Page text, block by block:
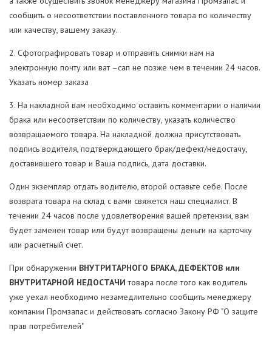
сообщить о несоответствии поставленного товара по количеству
или качеству, вашему заказу.
2. Сфотографировать товар и отправить снимки нам на
электронную почту или ват –сап не позже чем в течении 24 часов.
Указать номер заказа
3. На накладной вам необходимо оставить комментарии о наличии
брака или несоответствии по количеству, указать количество
возвращаемого товара. На накладной должна присутствовать
подпись водителя, подтверждающего брак/дефект/недостачу,
доставившего товар и Ваша подпись, дата доставки.
Один экземпляр отдать водителю, второй оставьте себе. После
возврата товара на склад с вами свяжется наш специалист. В
течении 24 часов после удовлетворения вашей претензии, вам
будет заменен товар или будут возвращены деньги на карточку
или расчетный счет.
При обнаружении ВНУТРИТАРНОГО БРАКА, ДЕФЕКТОВ или
ВНУТРИТАРНОЙ НЕДОСТАЧИ товара после того как водитель
уже уехал необходимо незамедлительно сообщить менеджеру
компании Промзапас и действовать согласно Закону РФ "О защите
прав потребителей"